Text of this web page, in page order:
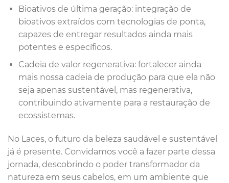
Bioativos de última geração: integração de
bioativos extraídos com tecnologias de ponta,
capazes de entregar resultados ainda mais
potentes e específicos.
Cadeia de valor regenerativa: fortalecer ainda
mais nossa cadeia de produção para que ela não
seja apenas sustentável, mas regenerativa,
contribuindo ativamente para a restauração de
ecossistemas.
No Laces, o futuro da beleza saudável e sustentável
já é presente. Convidamos você a fazer parte dessa
jornada, descobrindo o poder transformador da
natureza em seus cabelos, em um ambiente que